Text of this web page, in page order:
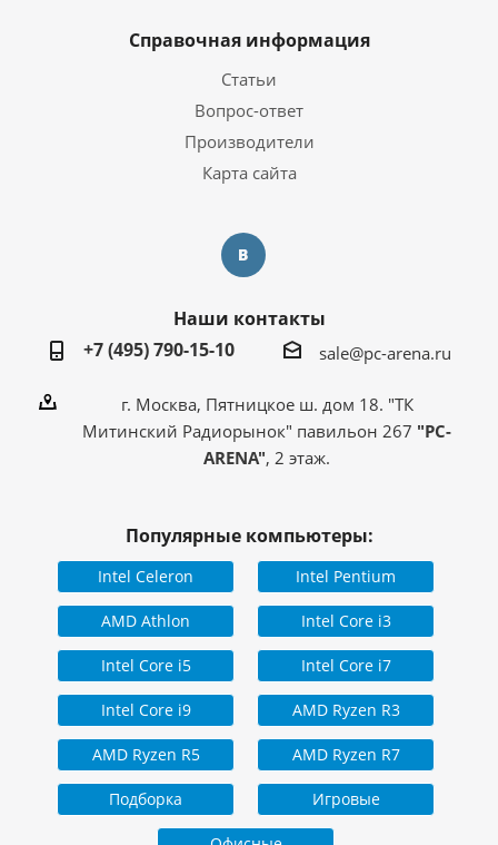
Справочная информация
Статьи
Вопрос-ответ
Производители
Карта сайта
Наши контакты
+7 (495) 790-15-10
sale@pc-arena.ru
г. Москва, Пятницкое ш. дом 18. "ТК
Митинский Радиорынок" павильон 267 "PC-
ARENA", 2 этаж.
Популярные компьютеры:
Intel Celeron Intel Pentium
AMD Athlon Intel Core i3
Intel Core i5 Intel Core i7
Intel Core i9 AMD Ryzen R3
AMD Ryzen R5 AMD Ryzen R7
Подборка Игровые